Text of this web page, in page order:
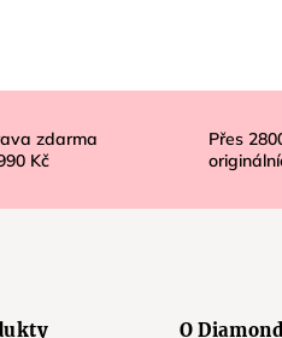
zdarma
Kč
Přes
O